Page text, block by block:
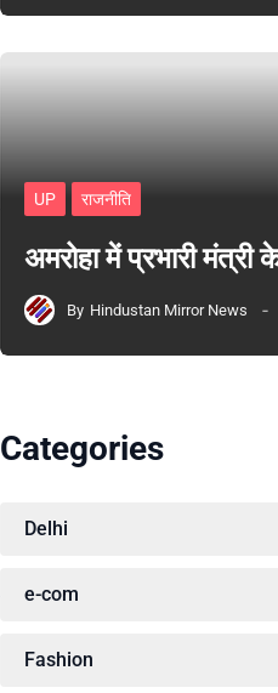
UP राजनीति
अमरोहा में प्रभारी
By Hindustan Mirror News
Categories
Delhi
e-com
Fashion